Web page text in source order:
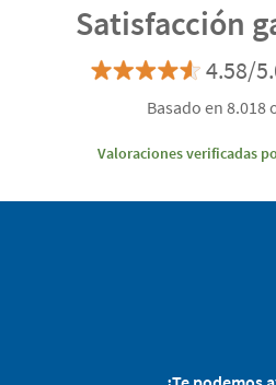
Satisfacción
4.58/
Basado en 8.018
Valoraciones verificadas